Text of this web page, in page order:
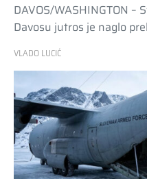
DAVOS/WASHINGTON
Davosu jutros je naglo
VLADO LUCIĆ